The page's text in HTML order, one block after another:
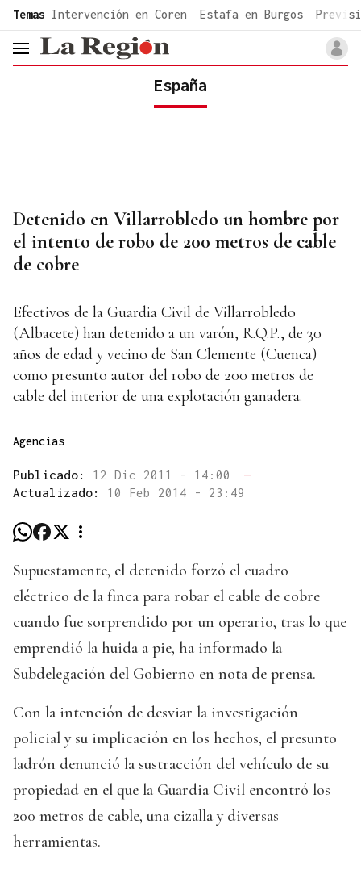
common.go-to-content
Temas Intervención en Coren Estafa en Burgos
header.menu.open
España
Detenido en Villarrobledo un hombre por
el intento de robo de 200 metros de cable
de cobre
Efectivos de la Guardia Civil de Villarrobledo
(Albacete) han detenido a un varón, R.Q.P., de 30
años de edad y vecino de San Clemente (Cuenca)
como presunto autor del robo de 200 metros de
cable del interior de una explotación ganadera.
Agencias
Publicado: 12 Dic 2011 - 14:00
—
Actualizado: 10 Feb 2014 - 23:49
Supuestamente, el detenido forzó el cuadro
eléctrico de la finca para robar el cable de cobre
cuando fue sorprendido por un operario, tras lo que
emprendió la huida a pie, ha informado la
Subdelegación del Gobierno en nota de prensa.
Con la intención de desviar la investigación
policial y su implicación en los hechos, el presunto
ladrón denunció la sustracción del vehículo de su
propiedad en el que la Guardia Civil encontró los
200 metros de cable, una cizalla y diversas
herramientas.